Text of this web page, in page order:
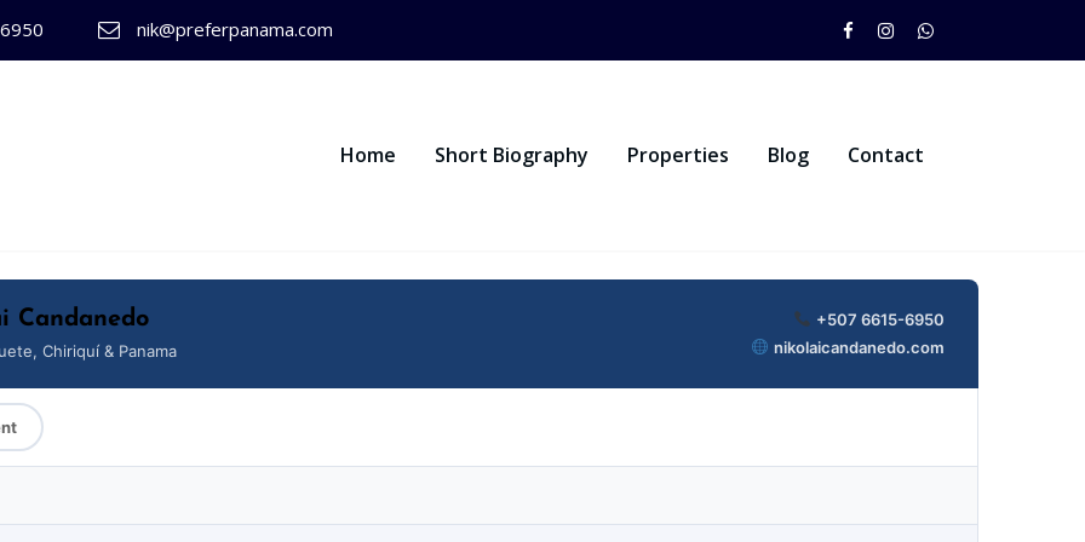
nik@preferpanama.com
Home Short Biography Properties Blog Contact
Candanedo
Chiriquí & Panama
+507 6615-6950
nikolaicandanedo.com